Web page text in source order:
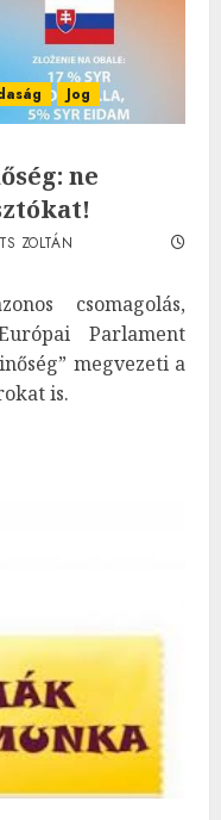
Jog
ne
ZOLTÁN
csomagolás,
Parlament
megvezeti a
is.